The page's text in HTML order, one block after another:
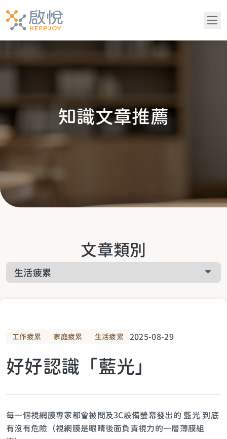
青少年專區
知識文章推薦
生活提案
關於課程相關
知識文章推薦
文章類別
工作疲累 家庭疲累 生活疲累 2025-08-29
好好認識「藍光」
每一個視網膜專家都會被問及3C設備螢幕發出的 藍光 到底
有沒有危險（視網膜是眼睛後面負責視力的一層薄膜組